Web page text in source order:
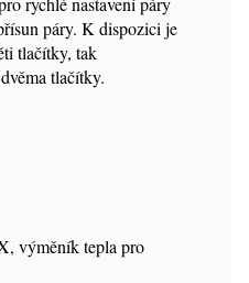
páry. K dispozici je
tlačítky, tak
tlačítky.
výměník tepla pro